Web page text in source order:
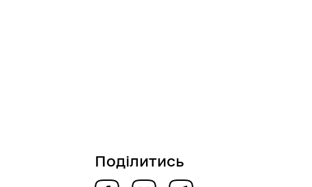
Поділитись